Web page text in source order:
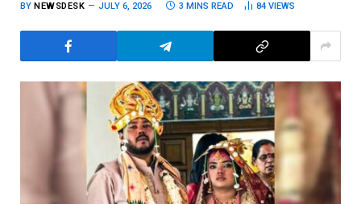
BY NEWSDESK JULY 6, 2026 3 MINS READ 84VIEWS